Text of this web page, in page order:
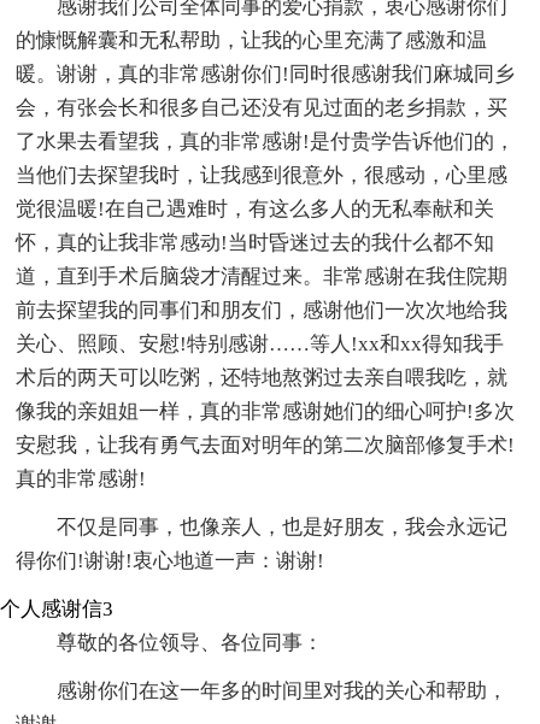
感谢我们公司全体同事的爱心捐款，衷心感谢你们
的慷慨解囊和无私帮助，让我的心里充满了感激和温
暖。谢谢，真的非常感谢你们!同时很感谢我们麻城同乡
会，有张会长和很多自己还没有见过面的老乡捐款，买
了水果去看望我，真的非常感谢!是付贵学告诉他们的，
当他们去探望我时，让我感到很意外，很感动，心里感
觉很温暖!在自己遇难时，有这么多人的无私奉献和关
怀，真的让我非常感动!当时昏迷过去的我什么都不知
道，直到手术后脑袋才清醒过来。非常感谢在我住院期
前去探望我的同事们和朋友们，感谢他们一次次地给我
关心、照顾、安慰!特别感谢……等人!xx和xx得知我手
术后的两天可以吃粥，还特地熬粥过去亲自喂我吃，就
像我的亲姐姐一样，真的非常感谢她们的细心呵护!多次
安慰我，让我有勇气去面对明年的第二次脑部修复手术!
真的非常感谢!
不仅是同事，也像亲人，也是好朋友，我会永远记
得你们!谢谢!衷心地道一声：谢谢!
个人感谢信3
尊敬的各位领导、各位同事：
感谢你们在这一年多的时间里对我的关心和帮助，